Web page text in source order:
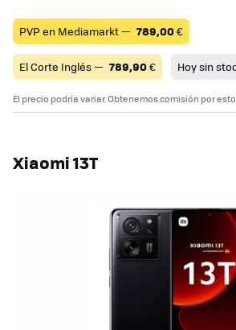
PVP en Mediamarkt — 789,00€
El Corte Inglés — 789,90€ Hoy sin
El precio podría variar. Obtenemos comisión por
Xiaomi 13T